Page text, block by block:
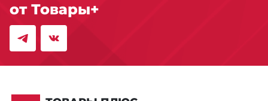
от Товары+